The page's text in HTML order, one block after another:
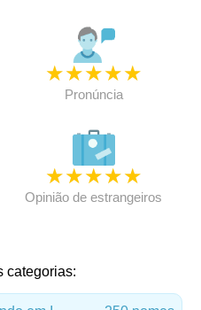
★★★★★
Pronúncia
★★★★★
Opinião de estrangeiros
categorias: